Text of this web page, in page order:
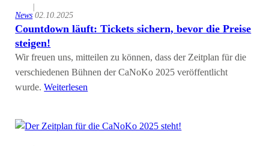
News
|
02.10.2025
Countdown läuft: Tickets sichern, bevor die Preise
steigen!
Wir freuen uns, mitteilen zu können, dass der Zeitplan für die
verschiedenen Bühnen der CaNoKo 2025 veröffentlicht
wurde.Weiterlesen